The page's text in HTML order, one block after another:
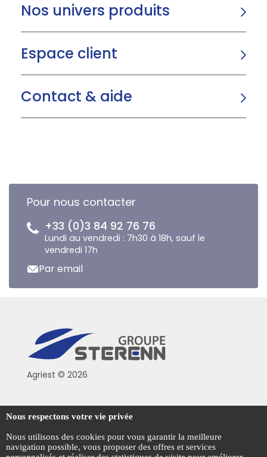
Nos univers produits
Espace client
Contact & aide
Pour nous contacter
+33 (0)3 84 92 76 76
Lundi au vendredi : 7h30 à 18h, sauf le
vendredi 17h
Par email
Agriest © 2026
Conditions générales de vente
Mentions légales
Politique de confidentialité
Nous respectons votre vie privée
Nous utilisons des cookies pour vous garantir la meilleure
navigation possible, vous proposer des offres et services